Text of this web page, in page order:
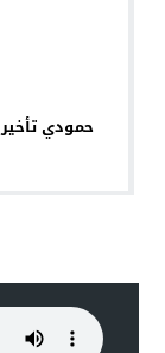
حمودي